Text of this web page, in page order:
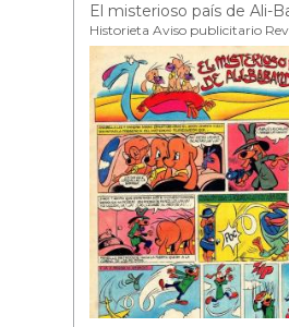
Historieta Aviso publicitario